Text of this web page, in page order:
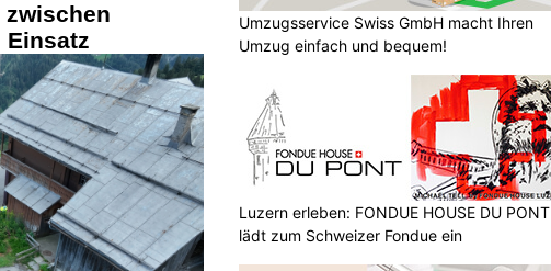
zwischen
Einsatz
Umzugsservice Swiss GmbH macht Ihren
Umzug einfach und bequem!
Luzern erleben: FONDUE HOUSE DU PONT
lädt zum Schweizer Fondue ein